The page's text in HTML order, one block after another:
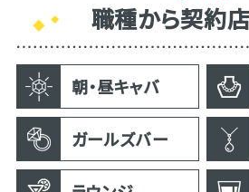
職種から契約
朝・昼キャバ
ガールズバー